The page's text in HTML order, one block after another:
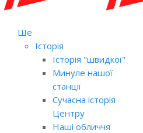
Ще
Історія
Історія "швидкої"
Минуле нашої
станції
Сучасна історія
Центру
Наші обличчя